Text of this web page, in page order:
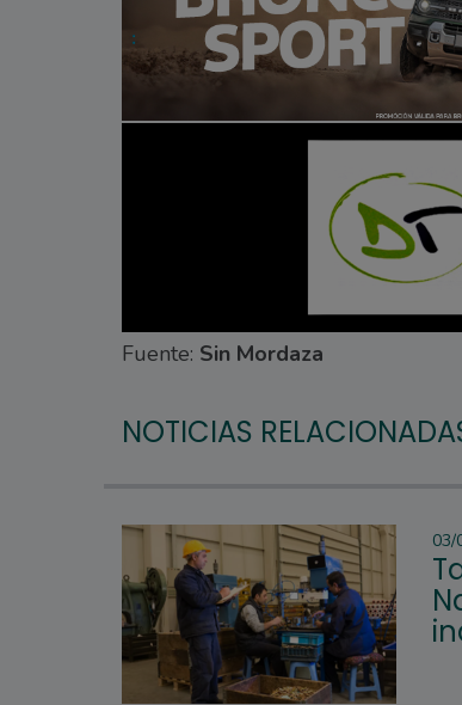
Fuente: Sin Mordaza
NOTICIAS
03/